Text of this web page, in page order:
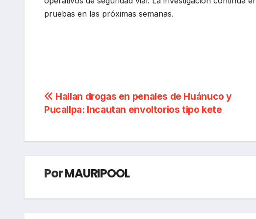
pruebas en las próximas semanas.
Navegación
de
entradas
Hallan drogas en penales de Huánuco y
Pucallpa: Incautan envoltorios tipo kete
PorMAURIPOOL